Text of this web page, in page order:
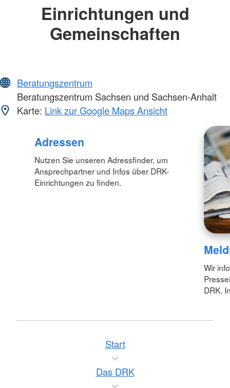
Einrichtungen und
Gemeinschaften
Beratungszentrum
Beratungszentrum Sachsen und Sachsen-Anhalt
Karte: Link zur Google Maps Ansicht
Adressen
Nutzen Sie unseren Adressfinder, um
Ansprechpartner und Infos über DRK-
Einrichtungen zu finden.
Wir
DRK.
Start
Das DRK